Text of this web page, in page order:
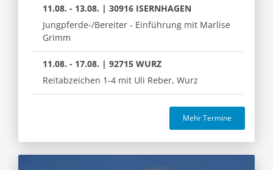
11.08. - 13.08. | 30916 ISERNHAGEN
Jungpferde-/Bereiter - Einführung mit Marlise
Grimm
11.08. - 17.08. | 92715 WURZ
Reitabzeichen 1-4 mit Uli Reber, Wurz
Mehr Termine